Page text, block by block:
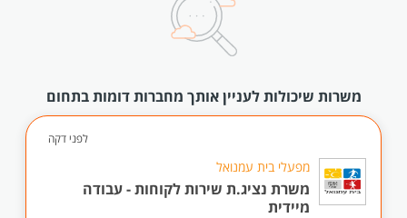
משרות שיכולות לעניין אותך מחברות דומות בתחום
לפני דקה
מפעלי בית עמנואל
משרת נציג.ת שירות לקוחות - עבודה
מיידית